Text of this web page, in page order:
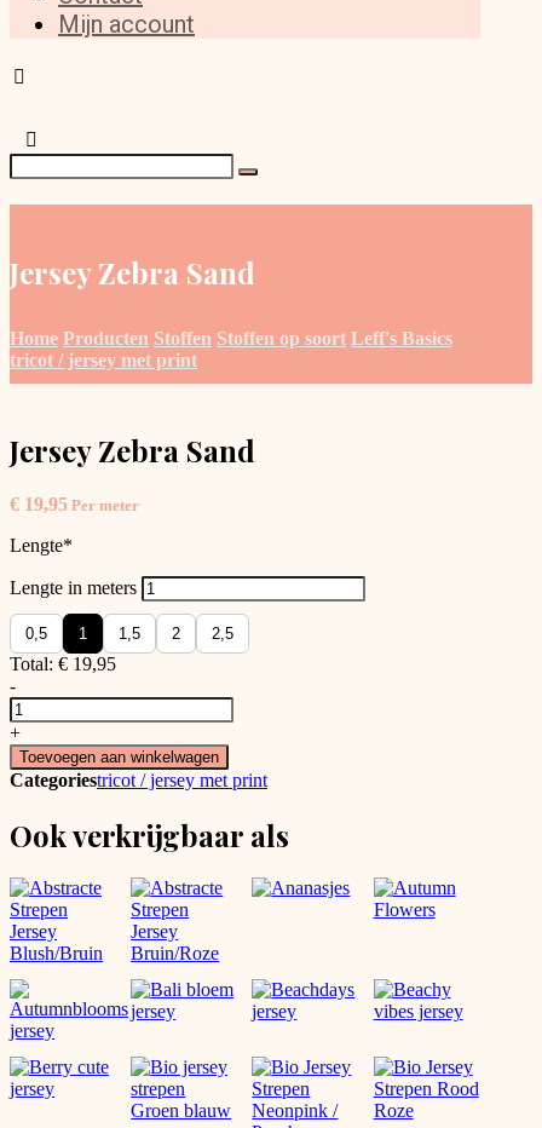
Mijn account
Jersey Zebra Sand
Home Producten Stoffen Stoffen op soort Leff's Basics
tricot / jersey met print
Jersey Zebra Sand
€ 19,95 Per meter
Lengte*
Lengte in meters
0,5 1 1,5 2 2,5
Total: € 19,95
-
Jersey
Zebra
Sand
aantal
+
Toevoegen aan winkelwagen
Categoriestricot / jersey met print
Ook verkrijgbaar als